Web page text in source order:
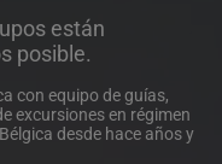
están
posible.
con equipo de guías,
excursiones en régimen
desde hace años y